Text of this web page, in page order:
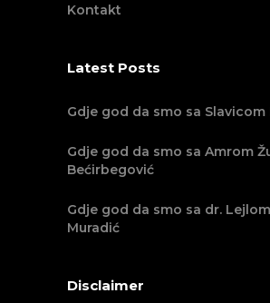
Kontakt
Latest Posts
Gdje god da smo sa
Gdje god da smo sa Amrom
Bećirbegović
Gdje god da smo sa dr.
Muradić
Disclaimer